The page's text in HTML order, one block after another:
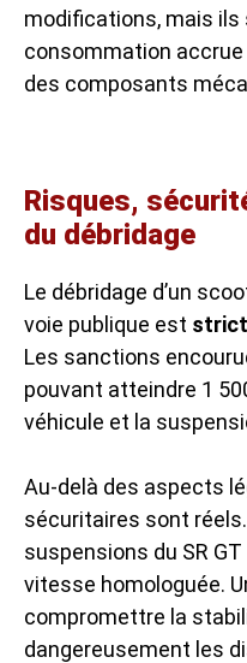
modifications, mais ils
consommation accrue
des composants
Risques,
du débridage
Le débridage d’un
voie publique est
Les sanctions
pouvant atteindre 1
véhicule et la
Au-delà des aspects
sécuritaires sont
suspensions du SR
vitesse homologuée.
compromettre la
dangereusement les